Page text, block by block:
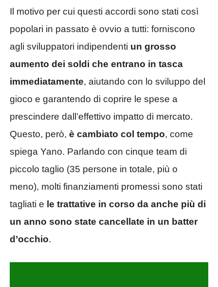
Il motivo per cui questi accordi sono stati così
popolari in passato è ovvio a tutti: forniscono
agli sviluppatori indipendenti un grosso
aumento dei soldi che entrano in tasca
immediatamente, aiutando con lo sviluppo del
gioco e garantendo di coprire le spese a
prescindere dall’effettivo impatto di mercato.
Questo, però, è cambiato col tempo, come
spiega Yano. Parlando con cinque team di
piccolo taglio (35 persone in totale, più o
meno), molti finanziamenti promessi sono stati
tagliati e le trattative in corso da anche più di
un anno sono state cancellate in un batter
d’occhio.